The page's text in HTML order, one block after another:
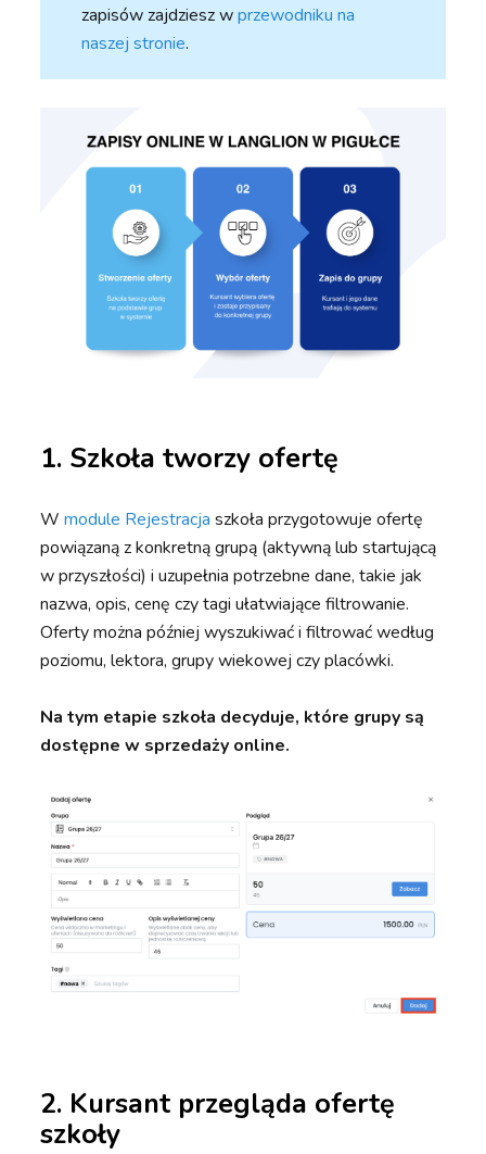
zapisów zajdziesz wprzewodniku na
naszej stronie.
1. Szkoła tworzy ofertę
Wmodule Rejestracja szkoła przygotowuje ofertę
powiązaną z konkretną grupą (aktywną lub startującą
w przyszłości) i uzupełnia potrzebne dane, takie jak
nazwa, opis, cenę czy tagi ułatwiające filtrowanie.
Oferty można później wyszukiwać i filtrować według
poziomu, lektora, grupy wiekowej czy placówki.
Na tym etapie szkoła decyduje, które grupy są
dostępne w sprzedaży online.
2. Kursant przegląda ofertę
szkoły